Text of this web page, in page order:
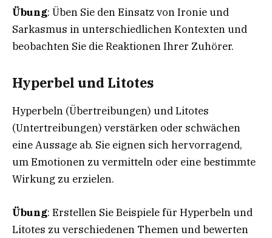
Übung: Üben Sie den Einsatz von Ironie und
Sarkasmus in unterschiedlichen Kontexten und
beobachten Sie die Reaktionen Ihrer Zuhörer.
Hyperbel und Litotes
Hyperbeln (Übertreibungen) und Litotes
(Untertreibungen) verstärken oder schwächen
eine Aussage ab. Sie eignen sich hervorragend,
um Emotionen zu vermitteln oder eine bestimmte
Wirkung zu erzielen.
Übung: Erstellen Sie Beispiele für Hyperbeln und
Litotes zu verschiedenen Themen und bewerten